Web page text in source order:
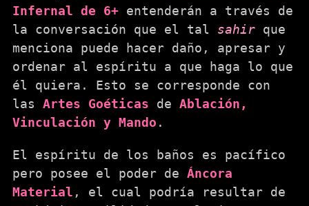
Infernal de 6+ entenderán a través de
la conversación que el tal sahir que
menciona puede hacer daño, apresar y
ordenar al espíritu a que haga lo que
él quiera. Esto se corresponde con
las Artes Goéticas de Ablación,
Vinculación y Mando .
El espíritu de los baños es pacífico
pero posee el poder de Áncora
Material , el cual podría resultar de